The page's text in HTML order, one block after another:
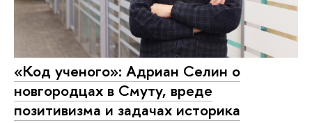
«Код ученого»: Адриан Селин о
новгородцах в Смуту, вреде
позитивизма и задачах историка